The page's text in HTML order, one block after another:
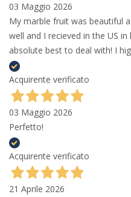
03 Maggio 2026
My marble fruit was beautiful
well and I recieved in the US
absolute best to deal with! I
Acquirente verificato
03 Maggio 2026
Perfetto!
Acquirente verificato
21 Aprile 2026